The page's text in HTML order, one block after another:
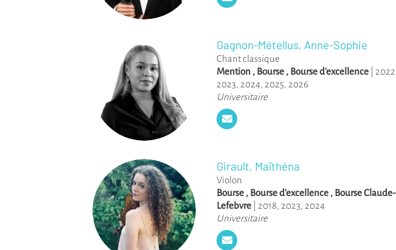
Gagnon-Métellus, Anne-Sophie
Chant classique
Mention , Bourse , Bourse d'excellence 2022
2023 2024 2025 2026
Universitaire
Girault, Maïthéna
Violon
Bourse , Bourse d'excellence , Bourse Claude-
Lefebvre
2018 2023 2024
Universitaire